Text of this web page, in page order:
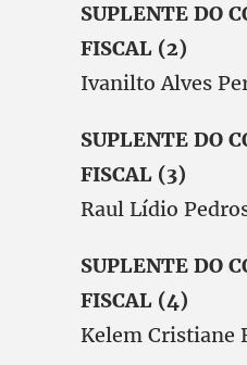
SUPLENTE DO
FISCAL (2)
Ivanilto Alves
SUPLENTE DO
FISCAL (3)
Raul Lídio
SUPLENTE DO
FISCAL (4)
Kelem Cristiane